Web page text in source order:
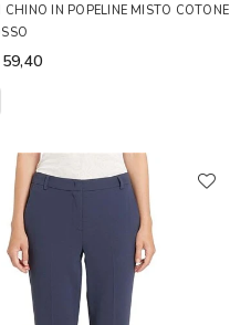
CHINO IN POPELINE MISTO COTONE